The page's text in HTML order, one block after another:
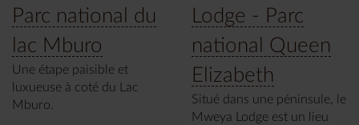
Parc national du
lac Mburo
Une étape paisible et
luxueuse à coté du Lac
Mburo.
Lodge - Parc
national Queen
Elizabeth
Situé dans une péninsule, le
Mweya Lodge est un lieu